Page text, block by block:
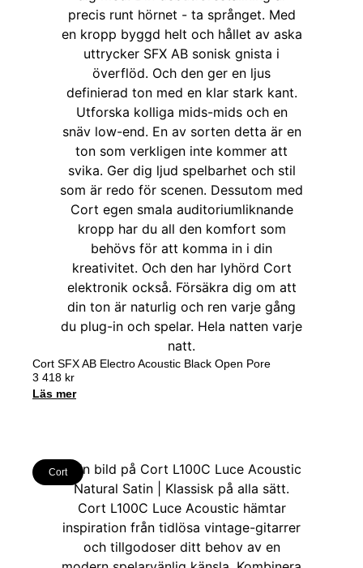
Cort SFX AB Electro Acoustic Black Open Pore
3 418 kr
Läs mer
Cort